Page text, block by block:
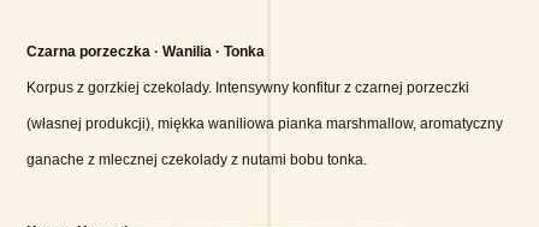
Czarna porzeczka · Wanilia · Tonka
Korpus z gorzkiej czekolady. Intensywny konfitur z czarnej porzeczki
(własnej produkcji), miękka waniliowa pianka marshmallow, aromatyczny
ganache z mlecznej czekolady z nutami bobu tonka.